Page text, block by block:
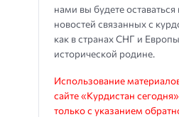
нами вы будете оставаться
новостей связанных с
как в странах СНГ и
исторической родине.
Использование
сайте «Курдистан
только с указанием